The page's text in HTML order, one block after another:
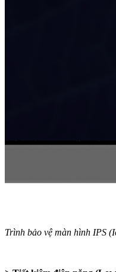
Trình bảo vệ màn hình IPS